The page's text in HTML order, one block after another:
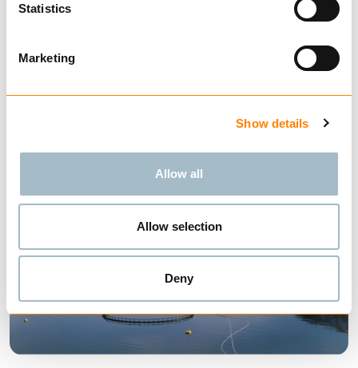
Statistics
Marketing
Show details
Allow all
Allow selection
Deny
Utvalgte kategorier - se
produktvelger for
produktsøk